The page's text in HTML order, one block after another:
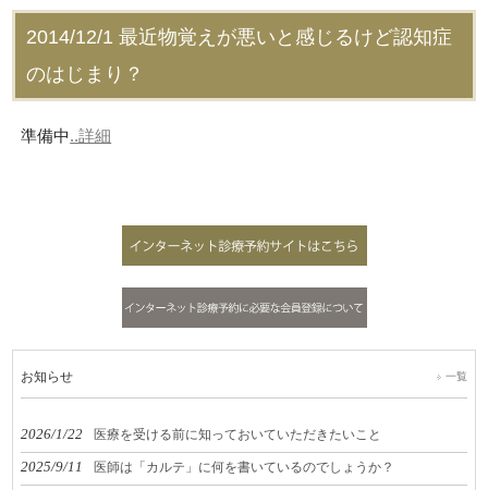
2014/12/1 最近物覚えが悪いと感じるけど認知症
のはじまり？
準備中..詳細
お知らせ 一覧
2026/1/22 医療を受ける前に知っておいていただきたいこと
2025/9/11 医師は「カルテ」に何を書いているのでしょうか？